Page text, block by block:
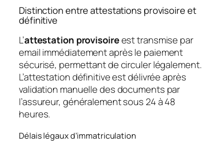
Distinction entre attestations provisoire et
définitive
L’attestation provisoireest transmise par
email immédiatement après le paiement
sécurisé, permettant de circuler légalement.
L’attestation définitive est délivrée après
validation manuelle des documents par
l’assureur, généralement sous 24 à 48
heures.
Délais légaux d’immatriculation